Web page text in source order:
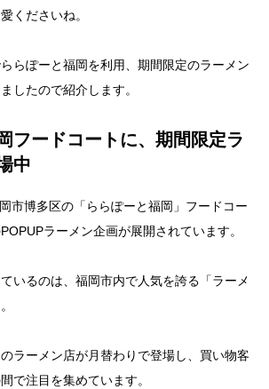
くださいね。
らぽーと福岡を利用、期間限定のラーメン
したので紹介します。
フードコートに、期間限定ラ
中
市博多区の「ららぽーと福岡」フードコー
ラーメン企画が展開されています。
いるのは、福岡市内で人気を誇る「ラーメ
ラーメン店が月替わりで登場し、買い物客
で注目を集めています。